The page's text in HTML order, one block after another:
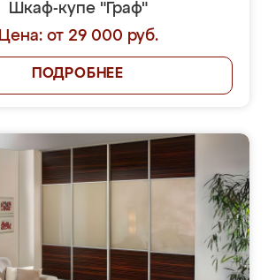
Шкаф-купе "Граф"
Цена: от 29 000 руб.
ПОДРОБНЕЕ